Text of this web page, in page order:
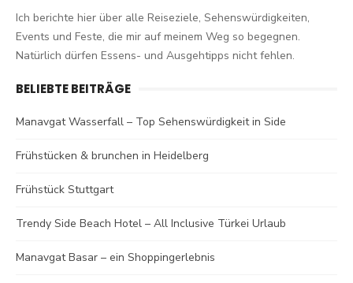
Ich berichte hier über alle Reiseziele, Sehenswürdigkeiten,
Events und Feste, die mir auf meinem Weg so begegnen.
Natürlich dürfen Essens- und Ausgehtipps nicht fehlen.
BELIEBTE BEITRÄGE
Manavgat Wasserfall – Top Sehenswürdigkeit in Side
Frühstücken & brunchen in Heidelberg
Frühstück Stuttgart
Trendy Side Beach Hotel – All Inclusive Türkei Urlaub
Manavgat Basar – ein Shoppingerlebnis